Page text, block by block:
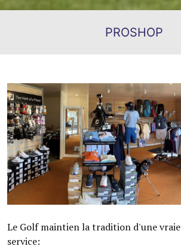
PROSHOP
Le Golf maintien la tradition d'une
service: